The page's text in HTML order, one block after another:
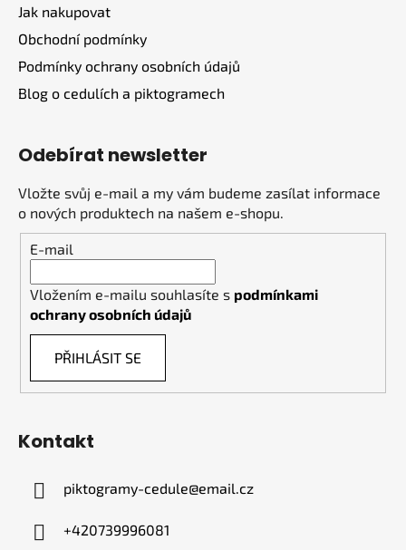
Jak nakupovat
Obchodní podmínky
Podmínky ochrany osobních údajů
Blog o cedulích a piktogramech
Odebírat newsletter
Vložte svůj e-mail a my vám budeme zasílat informace
o nových produktech na našem e-shopu.
E-mail
Vložením e-mailu souhlasíte s podmínkami
ochrany osobních údajů
PŘIHLÁSIT SE
Kontakt
piktogramy-cedule@email.cz
+420739996081